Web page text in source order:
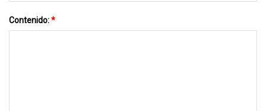
Contenido:*